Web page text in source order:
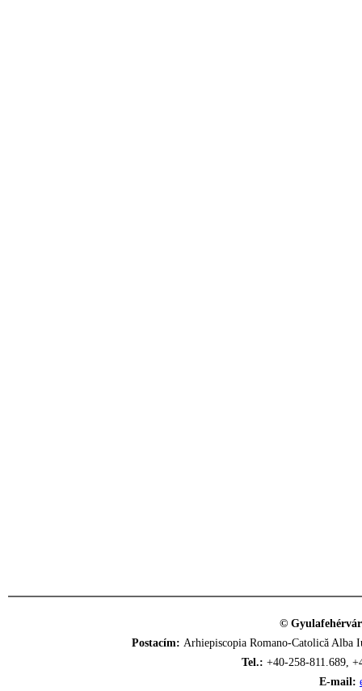
©
Postacím: Arhiepiscopia Romano-Catolică
Tel.: +40-258-811.689,
E-mail: